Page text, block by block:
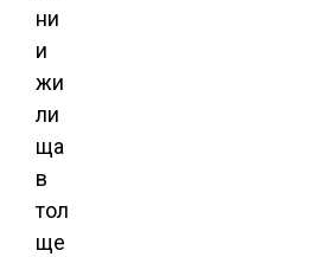
ни
и
жи
ли
ща
в
тол
ще